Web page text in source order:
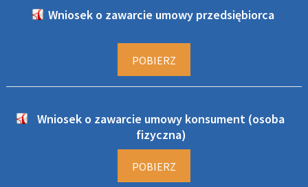
Wniosek o zawarcie umowy przedsiębiorca
POBIERZ
Wniosek o zawarcie umowy konsument (osoba
fizyczna)
POBIERZ